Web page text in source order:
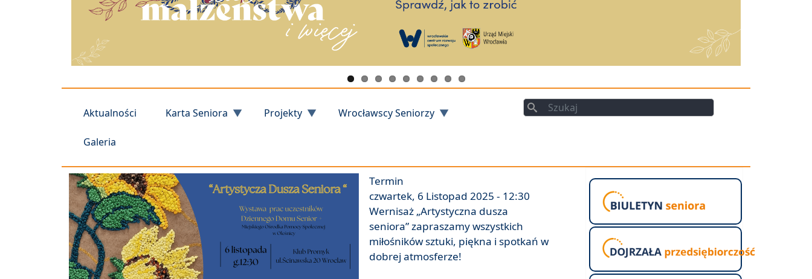
Aktualności Karta Seniora Projekty Wrocławscy Seniorzy
Galeria
Szukaj
Szukaj
Termin
czwartek, 6 Listopad 2025 - 12:30
Wernisaż „Artystyczna dusza
seniora” zapraszamy wszystkich
miłośników sztuki, piękna i spotkań w
dobrej atmosferze!